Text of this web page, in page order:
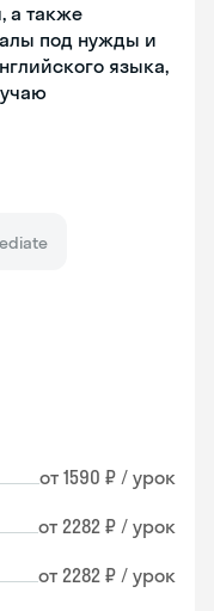
а также
под нужды и
языка,
от 1590 ₽ / урок
от 2282 ₽ / урок
от 2282 ₽ / урок